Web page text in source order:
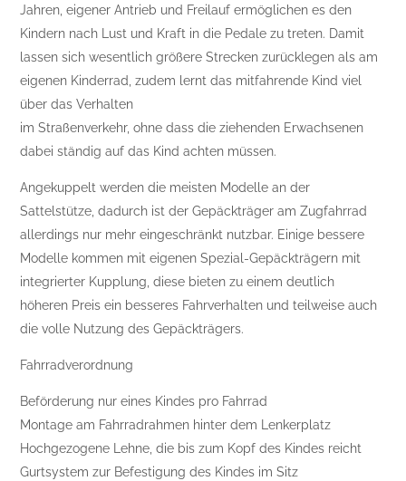
Jahren, eigener Antrieb und Freilauf ermöglichen es den
Kindern nach Lust und Kraft in die Pedale zu treten. Damit
lassen sich wesentlich größere Strecken zurücklegen als am
eigenen Kinderrad, zudem lernt das mitfahrende Kind viel
über das Verhalten
im Straßenverkehr, ohne dass die ziehenden Erwachsenen
dabei ständig auf das Kind achten müssen.
Angekuppelt werden die meisten Modelle an der
Sattelstütze, dadurch ist der Gepäckträger am Zugfahrrad
allerdings nur mehr eingeschränkt nutzbar. Einige bessere
Modelle kommen mit eigenen Spezial-Gepäckträgern mit
integrierter Kupplung, diese bieten zu einem deutlich
höheren Preis ein besseres Fahrverhalten und teilweise auch
die volle Nutzung des Gepäckträgers.
Fahrradverordnung
Beförderung nur eines Kindes pro Fahrrad
Montage am Fahrradrahmen hinter dem Lenkerplatz
Hochgezogene Lehne, die bis zum Kopf des Kindes reicht
Gurtsystem zur Befestigung des Kindes im Sitz